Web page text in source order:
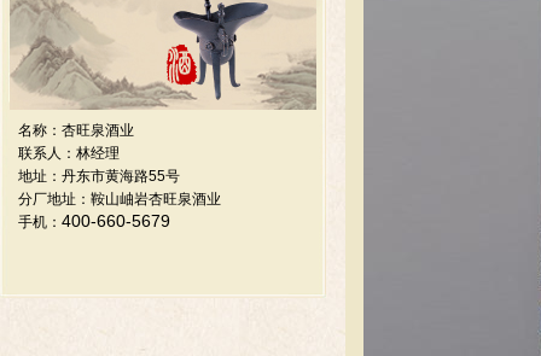
名称：杏旺泉酒业
联系人：林经理
地址：丹东市黄海路55号
分厂地址：鞍山岫岩杏旺泉酒业
手机： 400-660-5679